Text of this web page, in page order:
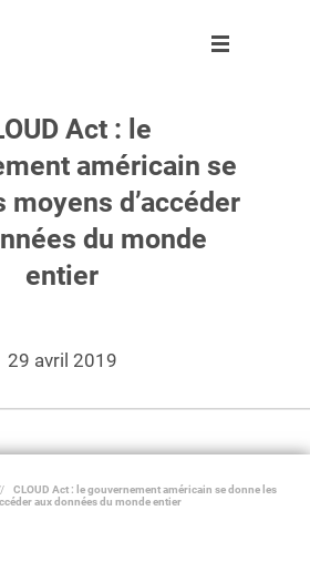
entreprise
Fr
Demande de démo
Act : le
américain se
moyens d’accéder
du monde
entier
29 avril 2019
CLOUD Act : le gouvernement américain se donne les
aux données du monde entier